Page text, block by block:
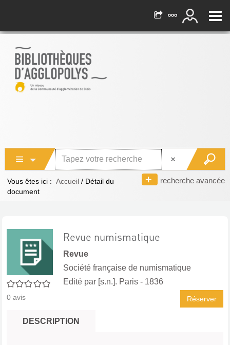
recherche avancée
Vous êtes ici : Accueil / Détail du
document
0/5
0 avis
Revue numismatique
Revue
Société française de numismatique
Edité par [s.n.]. Paris - 1836
Réserver
DESCRIPTION